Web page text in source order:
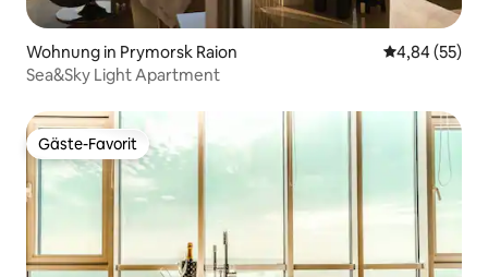
Wohnung in Prymorsk Raion
4,84 (55)
Sea&Sky Light Apartment
Gäste-Favorit
Gäste-Favorit